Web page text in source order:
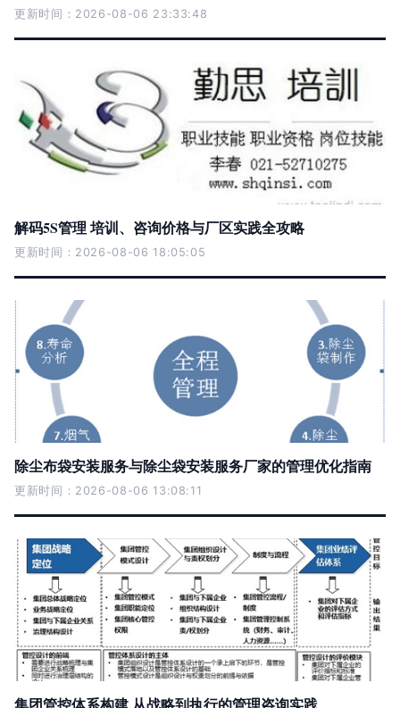
更新时间：2026-08-06 23:33:48
解码5S管理 培训、咨询价格与厂区实践全攻略
更新时间：2026-08-06 18:05:05
除尘布袋安装服务与除尘袋安装服务厂家的管理优化指南
更新时间：2026-08-06 13:08:11